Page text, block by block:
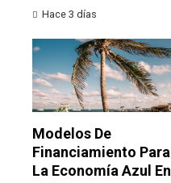
Hace 3 días
Modelos De
Financiamiento Para
La Economía Azul En